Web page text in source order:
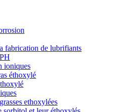
fabrication de lubrifiants
ioniques
éthoxylé
ethoxylées